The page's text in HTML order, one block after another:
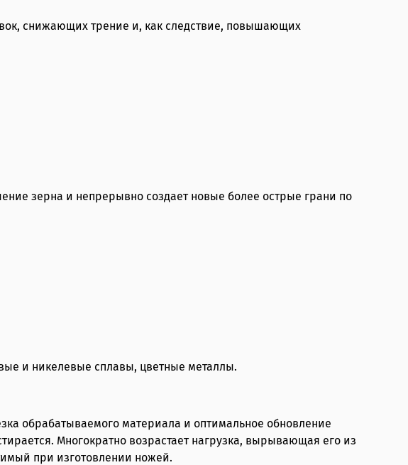
снижающих трение и, как следствие, повышающих
зерна и непрерывно создает новые более острые грани по
и никелевые сплавы, цветные металлы.
обрабатываемого материала и оптимальное обновление
Многократно возрастает нагрузка, вырывающая его из
при изготовлении ножей.